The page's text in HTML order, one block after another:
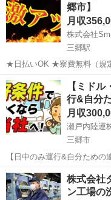
郷市】
月収
株式会社
三郷駅
★日払いOK ★寮費無料（規
翌日） ■ お仕事例 ・半導体部品のマシンオペレーター ・自動車の組
立や部品の加工 ・電子部品
埼玉 三郷市 三郷駅
【ミド
行&自分
月収
瀬戸内陸運
三郷市
【日中のみ運行&自分ため
【応募先企業名】瀬戸内陸
ライバー・宅配 【応募資格
【仕事内容】 ＼準中型免許...
埼玉 三郷市 ドライ
株式会社
ン工場の